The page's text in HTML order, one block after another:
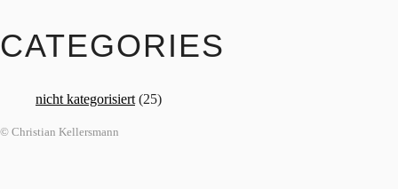
CATEGORIES
nicht kategorisiert (25)
© Christian Kellersmann